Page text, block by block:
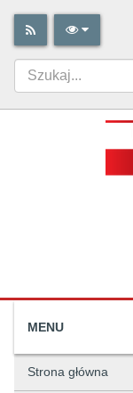
MENU
Strona główna